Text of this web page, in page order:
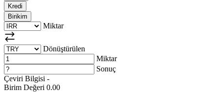
Kredi
Birikim
Miktar
Dönüştürülen
Miktar
Sonuç
Çeviri Bilgisi -
Birim Değeri 0.00